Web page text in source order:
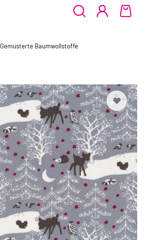
Gemusterte Baumwollstoffe